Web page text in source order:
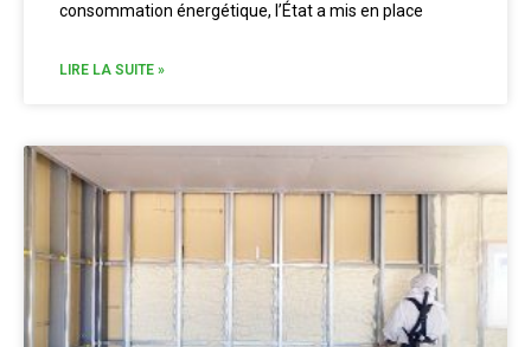
consommation énergétique, l’État a mis en place
LIRE LA SUITE »